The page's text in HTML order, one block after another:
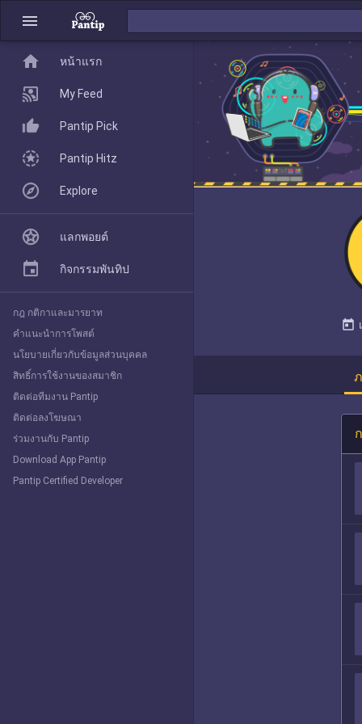
menu
today
home
Pantip Pick
Explore
home หน้าแรก
My Feed
Pantip Pick
Pantip Hitz
Explore
แลกพอยต์
กิจกรรมพันทิป
กฎ กติกาและมารยาท
คำแนะนำการโพสต์
นโยบายเกี่ยวกับข้อมูลส่วนบุคคล
สิทธิ์การใช้งานของสมาชิก
ติดต่อทีมงาน Pantip
ติดต่อลงโฆษณา
ร่วมงานกับ Pantip
Download App Pantip
Pantip Certified Developer